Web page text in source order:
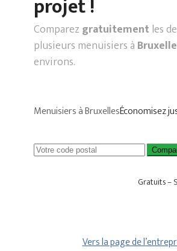
projet !
Comparez gratuitementles
plusieurs menuisiers à
environs.
Menuisiers à BruxellesÉconomisez
Gratuits –
Vers la page de